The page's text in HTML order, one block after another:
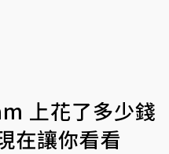
上花了多少錢
在讓你看看